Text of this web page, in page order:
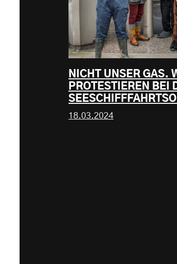
NICHT UNSER GAS.
PROTESTIEREN BEI
18.03.2024